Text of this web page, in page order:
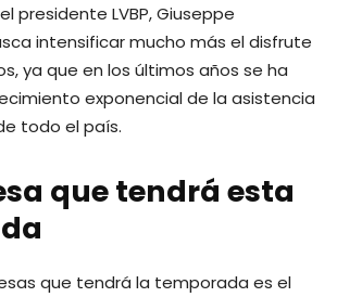
presidente LVBP, Giuseppe
intensificar mucho más el disfrute
ya que en los últimos años se ha
exponencial de la asistencia
todo el país.
que tendrá esta
que tendrá la temporada es el